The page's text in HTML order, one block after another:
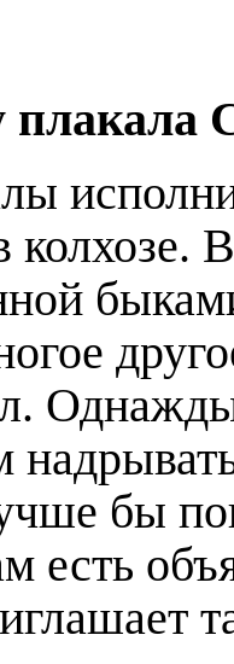
колхозе.
бы
есть